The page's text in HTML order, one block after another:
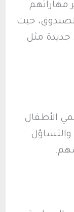
مهاراتهم
حيث
مثل
الأطفال
والتساؤل